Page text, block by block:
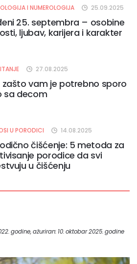
I NUMEROLOGIJA 25.09.2025
25. septembra – osobine
ljubav, karijera i karakter
27.08.2025
zašto vam je potrebno sporo
sa decom
U PORODICI 14.08.2025
čišćenje: 5 metoda za
porodice da svi
u čišćenju
godine, ažuriran: 10. oktobar 2025. godine